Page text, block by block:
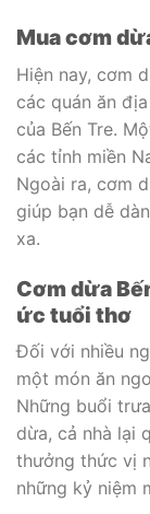
Mua cơm
Hiện nay, cơm
các quán ăn
của Bến Tre.
các tỉnh miền
Ngoài ra, cơm
giúp bạn dễ
xa.
Cơm dừa
ức tuổi thơ
Đối với nhiều
một món ăn
Những buổi
dừa, cả nhà lại
thưởng thức vị
những kỷ niệm